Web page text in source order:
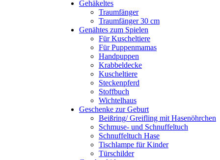
Gehäkeltes
Traumfänger
Traumfänger 30 cm
Genähtes zum Spielen
Für Kuscheltiere
Für Puppenmamas
Handpuppen
Krabbeldecke
Kuscheltiere
Steckenpferd
Stoffbuch
Wichtelhaus
Geschenke zur Geburt
Beißring/ Greifling mit Hasenöhrchen
Schmuse- und Schnuffeltuch
Schnuffeltuch Hase
Tischlampe für Kinder
Türschilder